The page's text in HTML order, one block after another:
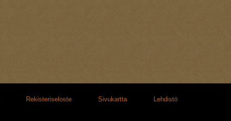
Rekisteriseloste Sivukartta Lehdistö